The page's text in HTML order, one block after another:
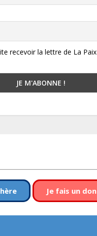
recevoir la lettre de La Paix
Je fais un don